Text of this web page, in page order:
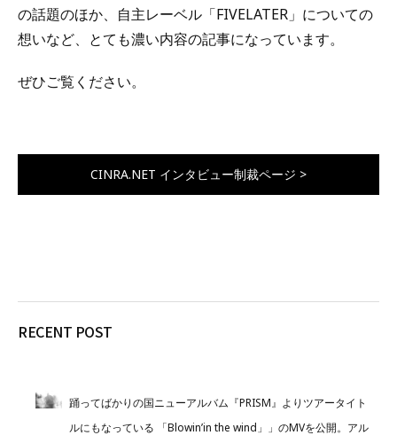
の話題のほか、自主レーベル「FIVELATER」についての
想いなど、とても濃い内容の記事になっています。
ぜひご覧ください。
CINRA.NET インタビュー制裁ページ >
RECENT POST
踊ってばかりの国ニューアルバム『PRISM』よりツアータイト
ルにもなっている 「Blowin’in the wind」」のMVを公開。アル